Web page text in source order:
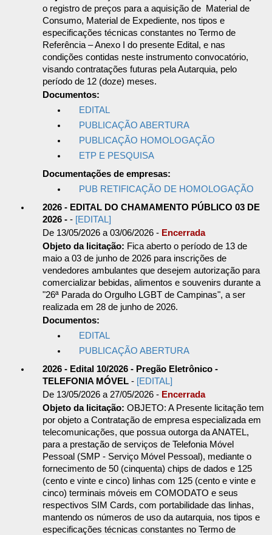
o registro de preços para a aquisição de Material de
Consumo, Material de Expediente, nos tipos e
especificações técnicas constantes no Termo de
Referência – Anexo I do presente Edital, e nas
condições contidas neste instrumento convocatório,
visando contratações futuras pela Autarquia, pelo
período de 12 (doze) meses.
Documentos:
EDITAL
PUBLICAÇÃO ABERTURA
PUBLICAÇÃO HOMOLOGAÇÃO
ETP E PESQUISA
Documentações de empresas:
PUB RETIFICAÇÃO DE HOMOLOGAÇÃO
2026 - EDITAL DO CHAMAMENTO PÚBLICO 03 DE
2026 - - [EDITAL]
De 13/05/2026 a 03/06/2026 - Encerrada
Objeto da licitação: Fica aberto o período de 13 de
maio a 03 de junho de 2026 para inscrições de
vendedores ambulantes que desejem autorização para
comercializar bebidas, alimentos e souvenirs durante a
"26ª Parada do Orgulho LGBT de Campinas", a ser
realizada em 28 de junho de 2026.
Documentos:
EDITAL
PUBLICAÇÃO ABERTURA
2026 - Edital 10/2026 - Pregão Eletrônico -
TELEFONIA MÓVEL - [EDITAL]
De 13/05/2026 a 27/05/2026 - Encerrada
Objeto da licitação: OBJETO: A Presente licitação tem
por objeto a Contratação de empresa especializada em
telecomunicações, que possua outorga da ANATEL,
para a prestação de serviços de Telefonia Móvel
Pessoal (SMP - Serviço Móvel Pessoal), mediante o
fornecimento de 50 (cinquenta) chips de dados e 125
(cento e vinte e cinco) linhas com 125 (cento e vinte e
cinco) terminais móveis em COMODATO e seus
respectivos SIM Cards, com portabilidade das linhas,
mantendo os números de uso da autarquia, nos tipos e
especificações técnicas constantes no Termo de